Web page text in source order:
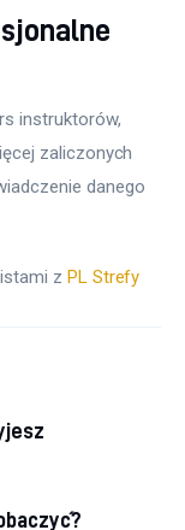
instruktorów,
zaliczonych
danego
z PL Strefy